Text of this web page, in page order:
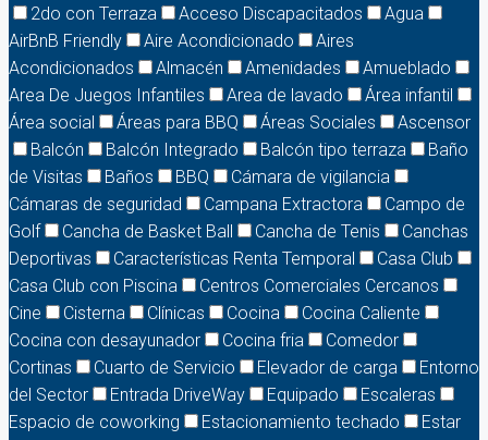
2do con Terraza
Acceso Discapacitados
Agua
AirBnB Friendly
Aire Acondicionado
Aires
Acondicionados
Almacén Amenidades
Amueblado
Area De Juegos Infantiles
Area de lavado
Área infantil
Área social
Áreas para BBQ Áreas Sociales
Ascensor
Balcón
Balcón Integrado Balcón tipo terraza
Baño
de Visitas
Baños BBQ
Cámara de vigilancia
Cámaras de seguridad
Campana Extractora
Campo de
Golf
Cancha de Basket Ball Cancha de Tenis
Canchas
Deportivas
Características Renta Temporal
Casa Club
Casa Club con Piscina
Centros Comerciales Cercanos
Cine
Cisterna Clínicas Cocina
Cocina Caliente
Cocina con desayunador
Cocina fria
Comedor
Cortinas
Cuarto de Servicio Elevador de carga
Entorno
del Sector
Entrada DriveWay Equipado
Escaleras
Espacio de coworking
Estacionamiento techado
Estar